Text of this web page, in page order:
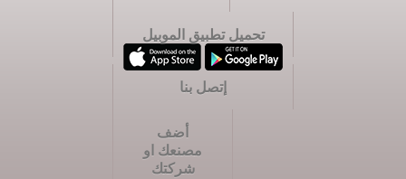
تحميل تطبيق الموبيل
إتصل بنا
أضف
مصنعك او
شركتك